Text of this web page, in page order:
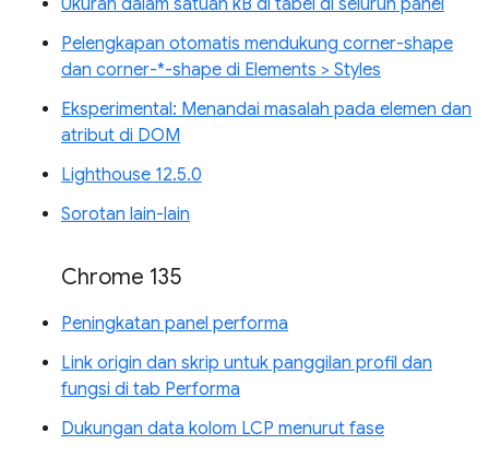
Ukuran dalam satuan kB di tabel di seluruh panel
Pelengkapan otomatis mendukung corner-shape
dan corner-*-shape di Elements > Styles
Eksperimental: Menandai masalah pada elemen dan
atribut di DOM
Lighthouse 12.5.0
Sorotan lain-lain
Chrome 135
Peningkatan panel performa
Link origin dan skrip untuk panggilan profil dan
fungsi di tab Performa
Dukungan data kolom LCP menurut fase